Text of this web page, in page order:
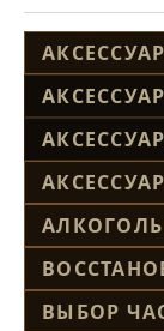
ВЫБОР